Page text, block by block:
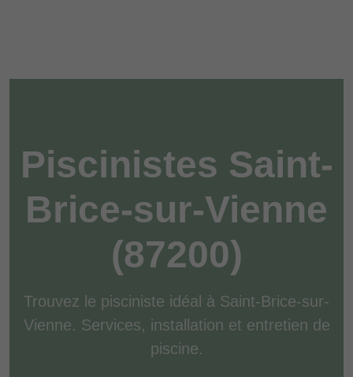
Piscinistes Saint-
Brice-sur-Vienne
(87200)
Trouvez le pisciniste idéal à Saint-Brice-sur-
Vienne. Services, installation et entretien de
piscine.